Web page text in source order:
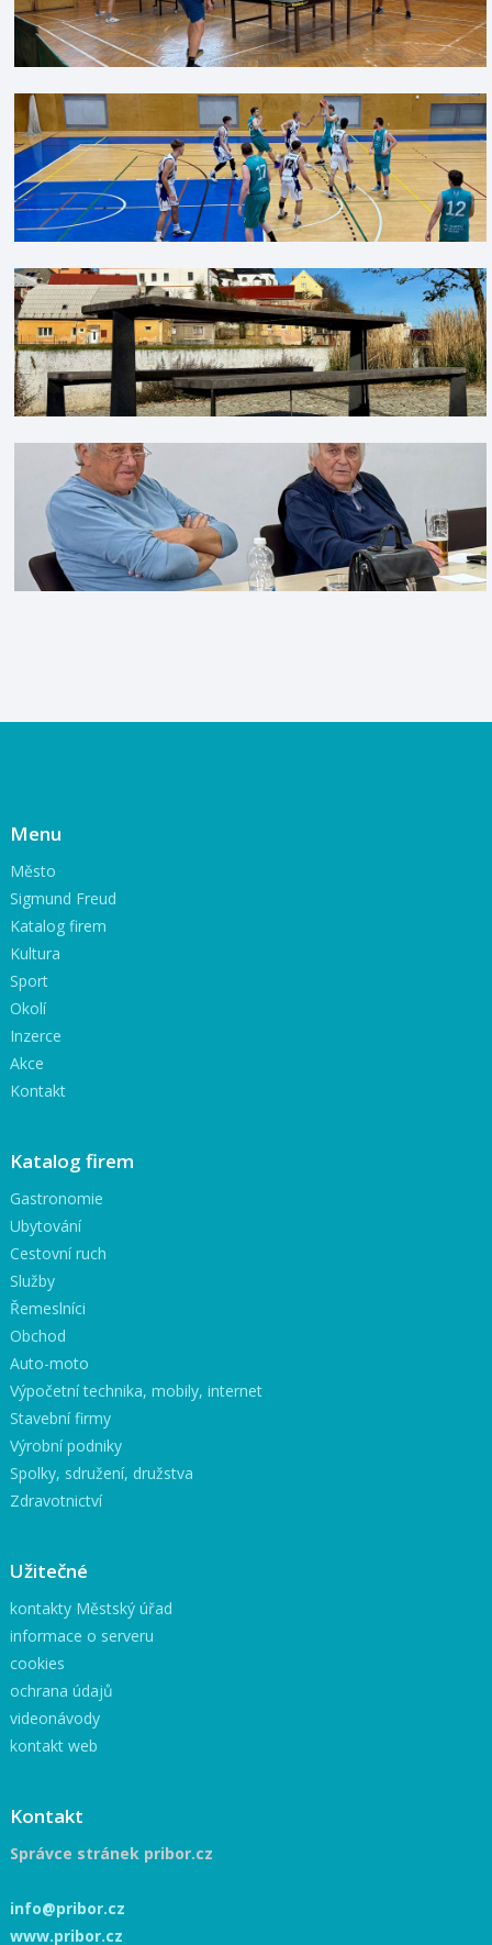
Menu
Město
Sigmund Freud
Katalog firem
Kultura
Sport
Okolí
Inzerce
Akce
Kontakt
Katalog firem
Gastronomie
Ubytování
Cestovní ruch
Služby
Řemeslníci
Obchod
Auto-moto
Výpočetní technika, mobily, internet
Stavební firmy
Výrobní podniky
Spolky, sdružení, družstva
Zdravotnictví
Užitečné
kontakty Městský úřad
informace o serveru
cookies
ochrana údajů
videonávody
kontakt web
Kontakt
Správce stránek pribor.cz
info@pribor.cz
www.pribor.cz